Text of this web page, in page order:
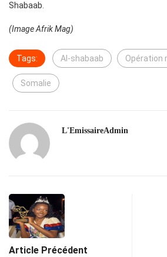
Shabaab.
(Image Afrik Mag)
Tags: Al-shabaab Opération
Somalie
L'EmissaireAdmin
Article Précédent